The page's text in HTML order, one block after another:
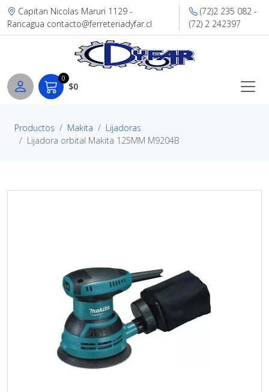
Capitan Nicolas Maruri 1129 -
Rancagua contacto@ferreteriadyfar.cl
(72)2 235 082 -
(72) 2 242397
0
$0
Productos Makita
Lijadoras
Lijadora orbital Makita 125MM M9204B